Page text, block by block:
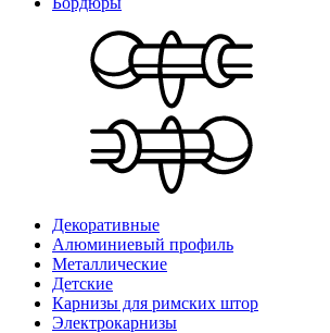
Декоративные
Алюминиевый профиль
Металлические
Детские
Карнизы для римских штор
Электрокарнизы